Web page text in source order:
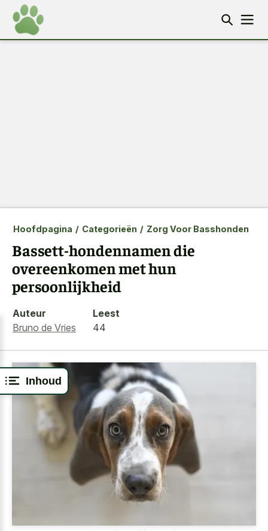
Inhoud
Hoofdpagina / Categorieën / Zorg Voor Basshonden
Bassett-hondennamen die
overeenkomen met hun
persoonlijkheid
Auteur
Bruno de Vries
Leest
44